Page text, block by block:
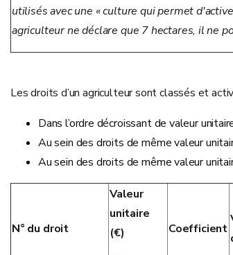
utilisés avec une « culture qui permet
agriculteur ne déclare que 7 hectares, il ne
Les droits d’un agriculteur sont classés et
Dans l’ordre décroissant de valeur
Au sein des droits de même valeur
Au sein des droits de même valeur
N° du droit
Valeur
unitaire
(€)
Coefficient